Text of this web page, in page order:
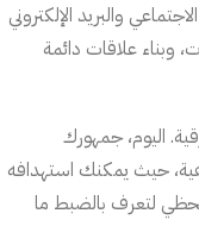
والبريد الإلكتروني
وبناء علاقات دائمة
اليوم، جمهورك
حيث يمكنك استهدافه
لتعرف بالضبط ما